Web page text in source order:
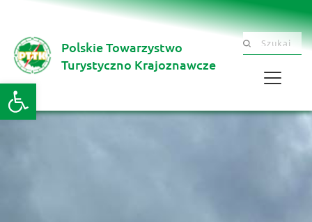
Otwórz pasek narzędzi
Polskie Towarzystwo
Turystyczno Krajoznawcze
Szukaj .......